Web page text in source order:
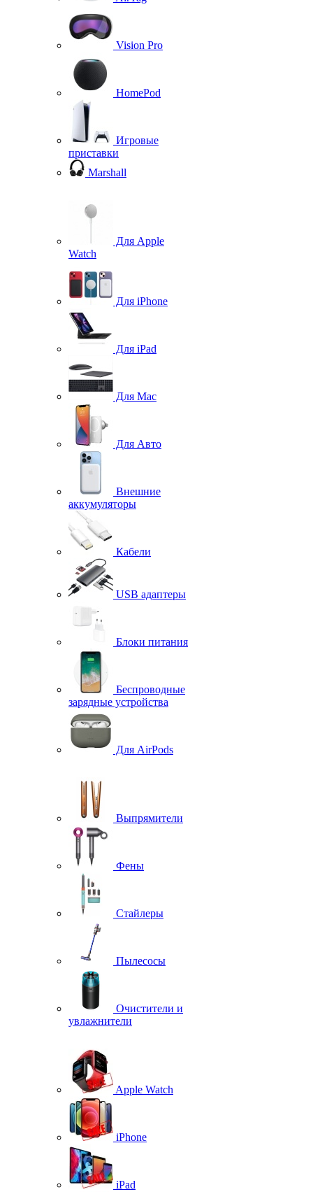
Vision Pro
HomePod
Игровые
приставки
Marshall
Для Apple
Watch
Для iPhone
Для iPad
Для Mac
Для Авто
Внешние
аккумуляторы
Кабели
USB адаптеры
Блоки питания
Беспроводные
зарядные устройства
Для AirPods
Выпрямители
Фены
Стайлеры
Пылесосы
Очистители и
увлажнители
Apple Watch
iPhone
iPad